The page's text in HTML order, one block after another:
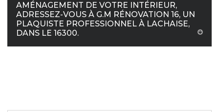
AMÉNAGEMENT DE VOTRE INTÉRIEUR,
ADRESSEZ-VOUS À G.M RÉNOVATION 16, UN
PLAQUISTE PROFESSIONNEL À LACHAISE,
DANS LE 16300.